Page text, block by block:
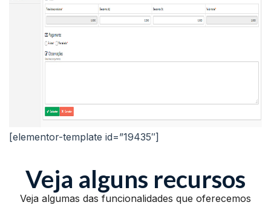
[elementor-template id=”19435″]
Veja alguns recursos
Veja algumas das funcionalidades que oferecemos